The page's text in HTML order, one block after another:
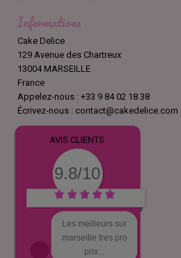
Informations
Cake Delice
129 Avenue des Chartreux
13004 MARSEILLE
France
Appelez-nous : +33 9 84 02 18 38
Écrivez-nous : contact@cakedelice.com
AVIS CLIENTS
9.8/10
Les meilleurs sur
marseille tres pro
prix...